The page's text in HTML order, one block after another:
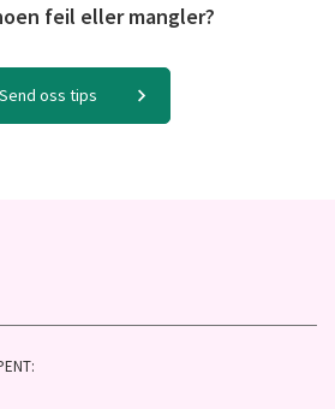
feil eller mangler?
Send oss tips